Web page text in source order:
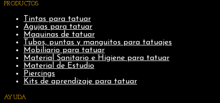
PRODUCTOS
Tintas para tatuar
Agujas para tatuar
Maquinas de tatuar
Tubos, puntas y manguitos para tatuajes
Mobiliario para tatuar
Material Sanitario e Higiene para tatuar
Material de Estudio
Piercings
Kits de aprendizaje para tatuar
AYUDA